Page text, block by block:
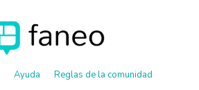
Ayuda Reglas de la comunidad